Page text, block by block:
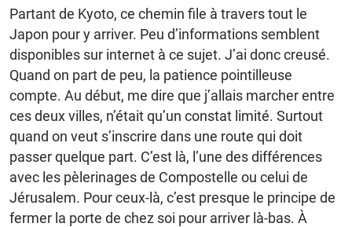
Partant de Kyoto, ce chemin file à travers tout le
Japon pour y arriver. Peu d’informations semblent
disponibles sur internet à ce sujet. J’ai donc creusé.
Quand on part de peu, la patience pointilleuse
compte. Au début, me dire que j’allais marcher entre
ces deux villes, n’était qu’un constat limité. Surtout
quand on veut s’inscrire dans une route qui doit
passer quelque part. C’est là, l’une des différences
avec les pèlerinages de Compostelle ou celui de
Jérusalem. Pour ceux-là, c’est presque le principe de
fermer la porte de chez soi pour arriver là-bas. À